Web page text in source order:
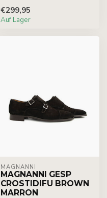
€299,95
Auf Lager
MAGNANNI
MAGNANNI GESP
CROSTIDIFU BROWN
MARRON